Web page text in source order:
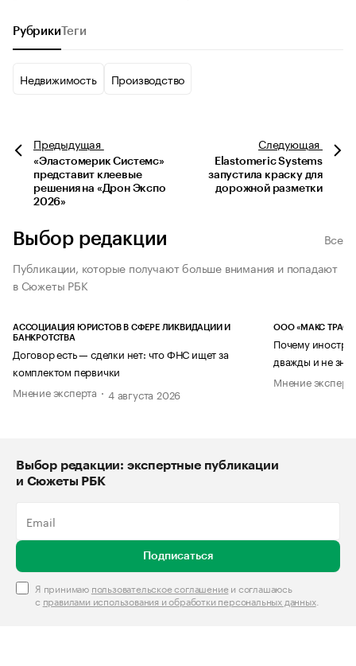
Рубрики Теги
Недвижимость Производство
Предыдущая
«Эластомерик Системс»
представит клеевые
решения на «Дрон Экспо
2026»
Следующая
Elastomeric Systems
запустила краску для
дорожной разметки
Выбор редакции
Все
Публикации, которые получают больше внимания и попадают
в Сюжеты РБК
АССОЦИАЦИЯ ЮРИСТОВ В СФЕРЕ ЛИКВИДАЦИИ И
БАНКРОТСТВА
Договор есть — сделки нет: что ФНС ищет за
комплектом первички
Мнение эксперта
4 августа 2026
ООО «МАКС ТРАСТ»
Почему
дважды и не
Мнение
Выбор редакции: экспертные публикации
и Сюжеты РБК
Подписаться
Я принимаю пользовательское соглашениеи соглашаюсь
с правилами использования и обработки персональных данных.